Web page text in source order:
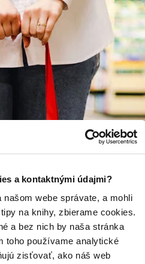
a kontaktnými údajmi?
webe správate, a mohli
na knihy, zbierame cookies.
a bez nich by naša stránka
toho používame analytické
zisťovať, ako náš web